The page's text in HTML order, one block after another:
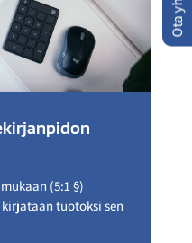
(5:1 §)
tuotoksi sen